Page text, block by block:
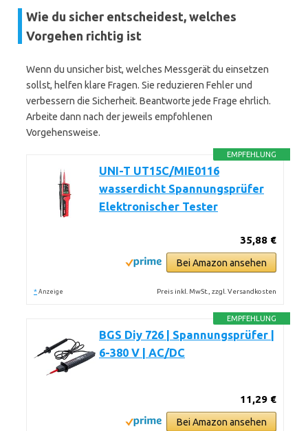
Wie du sicher entscheidest, welches
Vorgehen richtig ist
Wenn du unsicher bist, welches Messgerät du einsetzen
sollst, helfen klare Fragen. Sie reduzieren Fehler und
verbessern die Sicherheit. Beantworte jede Frage ehrlich.
Arbeite dann nach der jeweils empfohlenen
Vorgehensweise.
EMPFEHLUNG
UNI-T UT15C/MIE0116
wasserdicht Spannungsprüfer
Elektronischer Tester
35,88 €
Bei Amazon ansehen
* Anzeige Preis inkl. MwSt., zzgl. Versandkosten
EMPFEHLUNG
BGS Diy 726 | Spannungsprüfer |
6-380 V | AC/DC
11,29 €
Bei Amazon ansehen